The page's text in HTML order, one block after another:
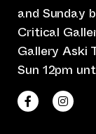
and Sunday
Critical
Gallery Aski
Sun 12pm
Taiteen talo
(opens anTaiteen
(opens